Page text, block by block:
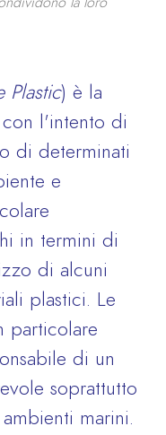
Plastic) è la
con l'intento di
di determinati
e
in termini di
di alcuni
plastici. Le
particolare
di un
soprattutto
marini.